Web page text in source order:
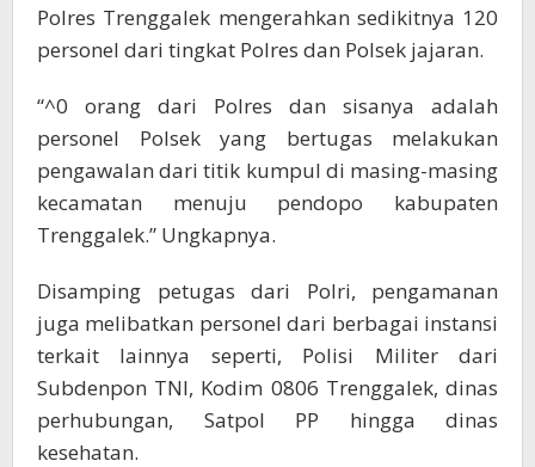
Polres Trenggalek mengerahkan sedikitnya 120
personel dari tingkat Polres dan Polsek jajaran.
“^0 orang dari Polres dan sisanya adalah
personel Polsek yang bertugas melakukan
pengawalan dari titik kumpul di masing-masing
kecamatan menuju pendopo kabupaten
Trenggalek.” Ungkapnya.
Disamping petugas dari Polri, pengamanan
juga melibatkan personel dari berbagai instansi
terkait lainnya seperti, Polisi Militer dari
Subdenpon TNI, Kodim 0806 Trenggalek, dinas
perhubungan, Satpol PP hingga dinas
kesehatan.